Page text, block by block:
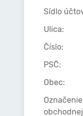
Sídlo
Ulica:
Číslo:
PSČ:
Obec: